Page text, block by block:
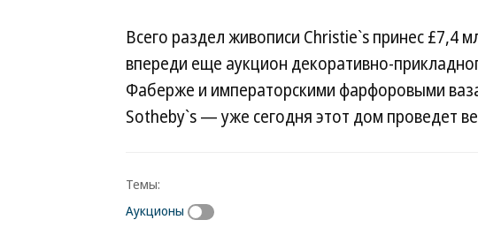
Всего раздел живописи Christie`s принес £7,4
впереди еще аукцион декоративно-
Фаберже и императорскими фарфоровыми
Sotheby`s — уже сегодня этот дом проведет
Темы:
Аукционы